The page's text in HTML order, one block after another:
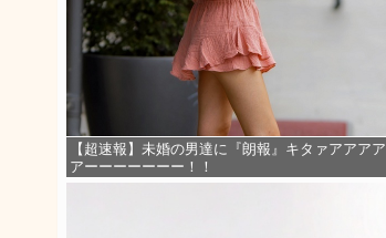
【超速報】未婚の男達に『朗報』キタァアアアア
アーーーーーーー！！